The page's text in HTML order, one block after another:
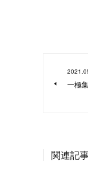
一極
関連記